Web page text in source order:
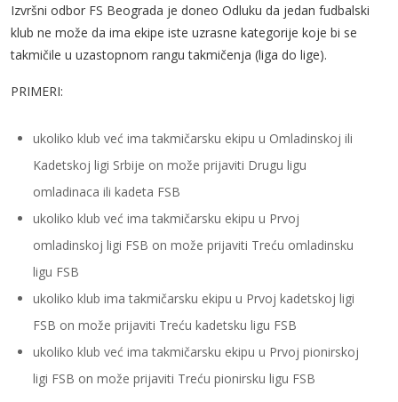
Izvršni odbor FS Beograda je doneo Odluku da jedan fudbalski
klub ne može da ima ekipe iste uzrasne kategorije koje bi se
takmičile u uzastopnom rangu takmičenja (liga do lige).
PRIMERI:
ukoliko klub već ima takmičarsku ekipu u Omladinskoj ili
Kadetskoj ligi Srbije on može prijaviti Drugu ligu
omladinaca ili kadeta FSB
ukoliko klub već ima takmičarsku ekipu u Prvoj
omladinskoj ligi FSB on može prijaviti Treću omladinsku
ligu FSB
ukoliko klub ima takmičarsku ekipu u Prvoj kadetskoj ligi
FSB on može prijaviti Treću kadetsku ligu FSB
ukoliko klub već ima takmičarsku ekipu u Prvoj pionirskoj
ligi FSB on može prijaviti Treću pionirsku ligu FSB